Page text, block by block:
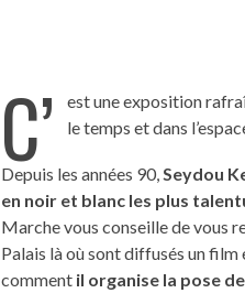
C’
est une exposition
le temps et dans
Depuis les années 90,Seydou
en noir et blanc les plus
Marche vous conseille de vous
Palais là où sont diffusés un
comment il organise la pose